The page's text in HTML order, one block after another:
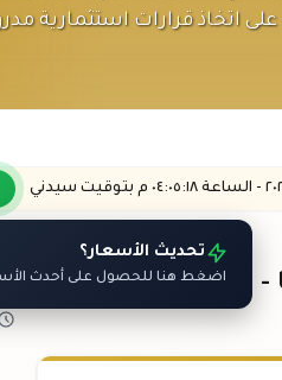
اتخاذ قرارات استثمارية
- الساعة ٠٤:٠٥:١٨ م بتوقيت سيدني
تحديث الأسعار؟
اضغط هنا للحصول على أحدث